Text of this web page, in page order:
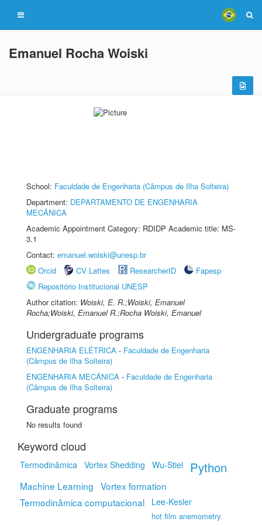
Emanuel Rocha Woiski
School: Faculdade de Engenharia (Câmpus de Ilha Solteira)
Department: DEPARTAMENTO DE ENGENHARIA
MECÂNICA
Academic Appointment Category: RDIDP Academic title: MS-
3.1
Contact: emanuel.woiski@unesp.br
Orcid
CV Lattes ResearcherID
Fapesp
Repositório Institucional UNESP
Author citation: Woiski, E. R.;Woiski, Emanuel
Rocha;Woiski, Emanuel R.;Rocha Woiski, Emanuel
Undergraduate programs
ENGENHARIA ELÉTRICA - Faculdade de Engenharia
(Câmpus de Ilha Solteira)
ENGENHARIA MECÂNICA - Faculdade de Engenharia
(Câmpus de Ilha Solteira)
Graduate programs
No results found
Keyword cloud
Termodinâmica Vortex Shedding Wu-Stiel Python
Machine Learning Vortex formation
Termodinâmica computacional
Lee-Kesler
hot film anemometry